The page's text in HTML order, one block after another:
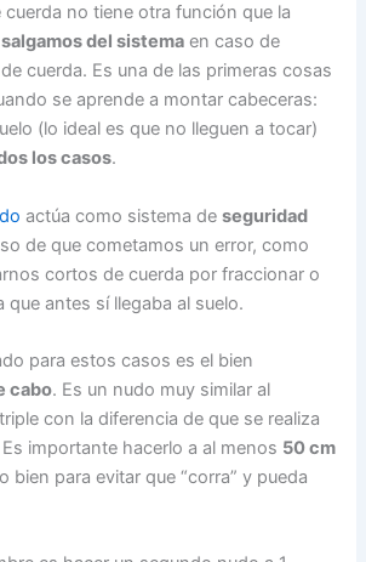
cuerda no tiene otra función que la
del sistema en caso de
cuerda. Es una de las primeras cosas
se aprende a montar cabeceras:
(lo ideal es que no lleguen a tocar)
los casos.
actúa como sistema deseguridad
de que cometamos un error, como
cortos de cuerda por fraccionar o
que antes sí llegaba al suelo.
para estos casos es el bien
cabo. Es un nudo muy similar al
con la diferencia de que se realiza
importante hacerlo a al menos 50 cm
bien para evitar que “corra” y pueda